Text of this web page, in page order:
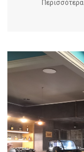
Περισσότερα